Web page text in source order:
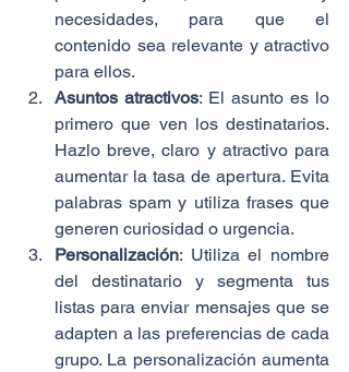
necesidades, para que el
contenido sea relevante y atractivo
para ellos.
Asuntos atractivos: El asunto es lo
primero que ven los destinatarios.
Hazlo breve, claro y atractivo para
aumentar la tasa de apertura. Evita
palabras spam y utiliza frases que
generen curiosidad o urgencia.
Personalización: Utiliza el nombre
del destinatario y segmenta tus
listas para enviar mensajes que se
adapten a las preferencias de cada
grupo. La personalización aumenta